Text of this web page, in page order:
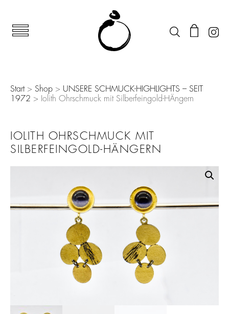
Start> Shop > UNSERE SCHMUCK-HIGHLIGHTS – SEIT
1972 > Iolith Ohrschmuck mit Silberfeingold-HÄngern
IOLITH OHRSCHMUCK MIT
SILBERFEINGOLD-HÄNGERN